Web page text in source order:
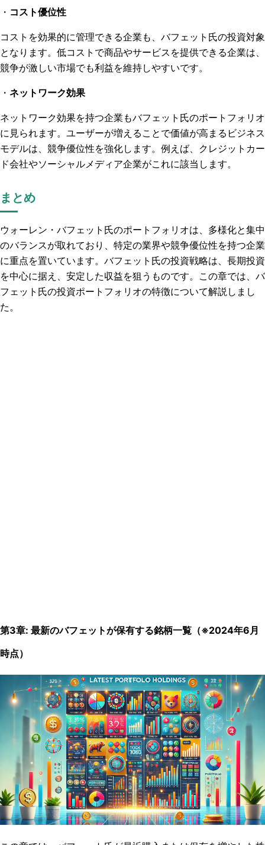
・ コスト優位性
コストを効果的に管理できる企業も、バフェット氏の投資対象
となります。低コストで商品やサービスを提供できる企業は、
競争が激しい市場でも利益を維持しやすいです。
・ ネットワーク効果
ネットワーク効果を持つ企業もバフェット氏のポートフォリオ
に見られます。ユーザーが増えることで価値が高まるビジネス
モデルは、競争優位性を強化します。例えば、クレジットカー
ド会社やソーシャルメディア企業がこれに該当します。
まとめ
ウォーレン・バフェット氏のポートフォリオは、多様化と集中
のバランスが取れており、特定の業界や競争優位性を持つ企業
に重点を置いています。バフェット氏の投資戦略は、長期投資
を中心に据え、安定した収益を狙うものです。この章では、バ
フェット氏の投資ポートフォリオの特徴について解説しまし
た。
第3章: 最新のバフェットが保有する銘柄一覧（※2024年6月
時点）